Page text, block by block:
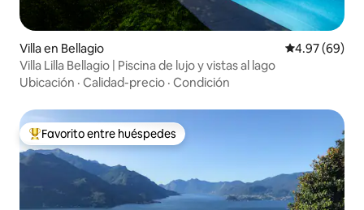
Villa en Bellagio Calificación
4.97 (69)
Villa Lilla Bellagio | Piscina de lujo y vistas al lago
Ubicación · Calidad-precio · Condición
Favorito entre huéspedes preferido
Favorito entre huéspedes